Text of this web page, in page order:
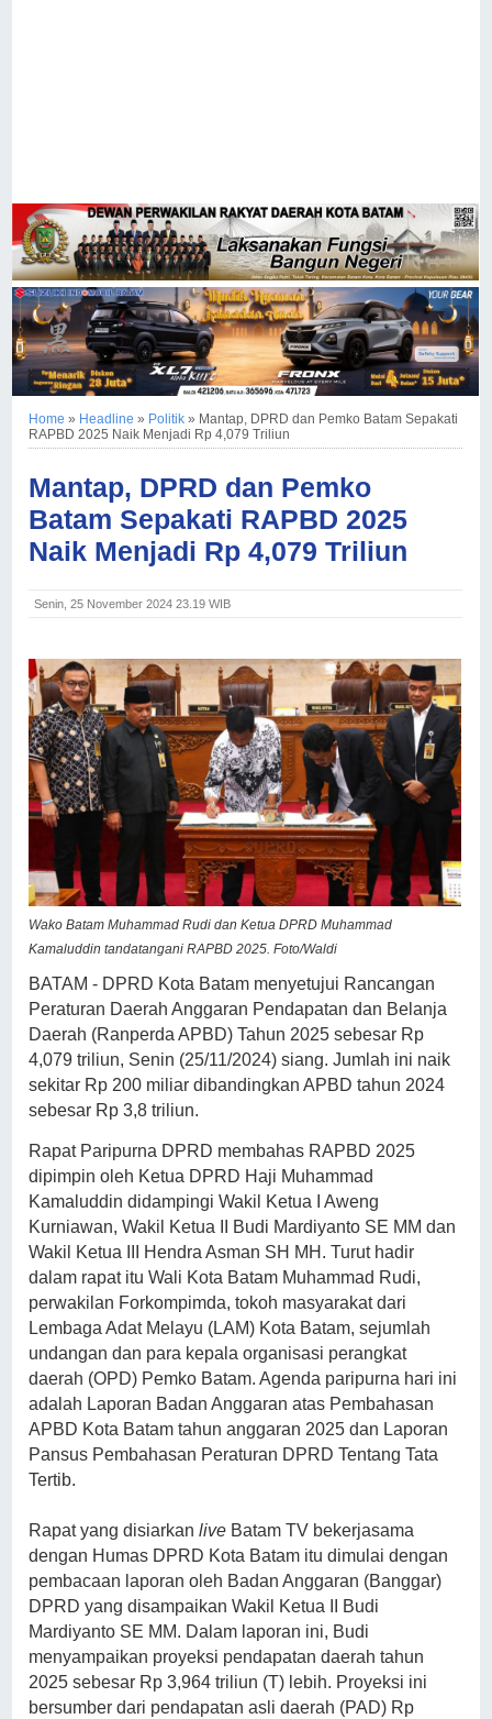
Home » Headline » Politik » Mantap, DPRD dan Pemko Batam Sepakati
RAPBD 2025 Naik Menjadi Rp 4,079 Triliun
Mantap, DPRD dan Pemko
Batam Sepakati RAPBD 2025
Naik Menjadi Rp 4,079 Triliun
Senin, 25 November 2024 23.19 WIB
Wako Batam Muhammad Rudi dan Ketua DPRD Muhammad
Kamaluddin tandatangani RAPBD 2025. Foto/Waldi
BATAM - DPRD Kota Batam menyetujui Rancangan
Peraturan Daerah Anggaran Pendapatan dan Belanja
Daerah (Ranperda APBD) Tahun 2025 sebesar Rp
4,079 triliun, Senin (25/11/2024) siang. Jumlah ini naik
sekitar Rp 200 miliar dibandingkan APBD tahun 2024
sebesar Rp 3,8 triliun.
Rapat Paripurna DPRD membahas RAPBD 2025
dipimpin oleh Ketua DPRD Haji Muhammad
Kamaluddin didampingi Wakil Ketua I Aweng
Kurniawan, Wakil Ketua II Budi Mardiyanto SE MM dan
Wakil Ketua III Hendra Asman SH MH. Turut hadir
dalam rapat itu Wali Kota Batam Muhammad Rudi,
perwakilan Forkompimda, tokoh masyarakat dari
Lembaga Adat Melayu (LAM) Kota Batam, sejumlah
undangan dan para kepala organisasi perangkat
daerah (OPD) Pemko Batam. Agenda paripurna hari ini
adalah Laporan Badan Anggaran atas Pembahasan
APBD Kota Batam tahun anggaran 2025 dan Laporan
Pansus Pembahasan Peraturan DPRD Tentang Tata
Tertib.
Rapat yang disiarkanlive Batam TV bekerjasama
dengan Humas DPRD Kota Batam itu dimulai dengan
pembacaan laporan oleh Badan Anggaran (Banggar)
DPRD yang disampaikan Wakil Ketua II Budi
Mardiyanto SE MM. Dalam laporan ini, Budi
menyampaikan proyeksi pendapatan daerah tahun
2025 sebesar Rp 3,964 triliun (T) lebih. Proyeksi ini
bersumber dari pendapatan asli daerah (PAD) Rp